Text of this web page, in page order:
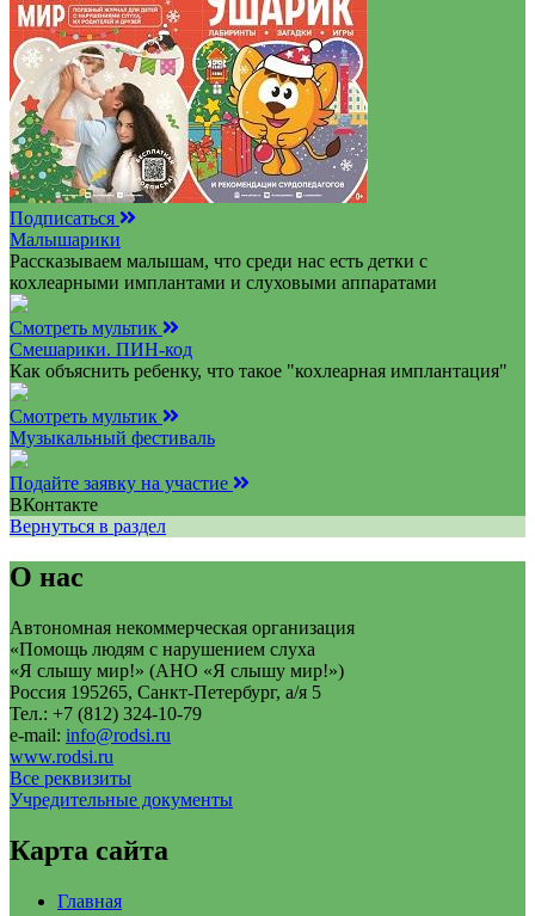
Подписаться
Малышарики
Рассказываем малышам, что среди нас есть детки с
кохлеарными имплантами и слуховыми аппаратами
Смотреть мультик
Смешарики. ПИН-код
Как объяснить ребенку, что такое "кохлеарная имплантация"
Смотреть мультик
Музыкальный фестиваль
Подайте заявку на участие
ВКонтакте
Вернуться в раздел
О нас
Автономная некоммерческая организация
«Помощь людям с нарушением слуха
«Я слышу мир!» (АНО «Я слышу мир!»)
Россия 195265, Санкт-Петербург, а/я 5
Тел.: +7 (812) 324-10-79
e-mail: info@rodsi.ru
www.rodsi.ru
Все реквизиты
Учредительные документы
Карта сайта
Главная